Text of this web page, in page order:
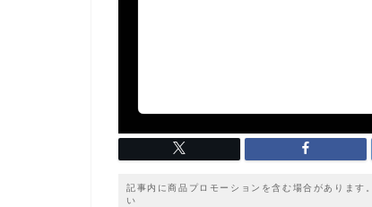
記事内に商品プロモーションを含む場合があります
い